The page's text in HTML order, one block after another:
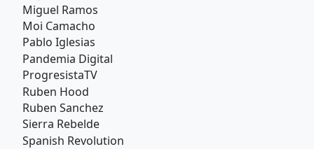
Miguel Ramos
Moi Camacho
Pablo Iglesias
Pandemia Digital
ProgresistaTV
Ruben Hood
Ruben Sanchez
Sierra Rebelde
Spanish Revolution